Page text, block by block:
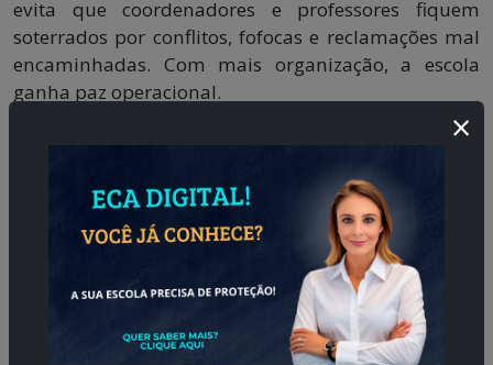
evita que coordenadores e professores fiquem
soterrados por conflitos, fofocas e reclamações mal
encaminhadas. Com mais organização, a escola
ganha paz operacional.
Benefícios para direção,
coordenação e professores
Quando a escola trabalha com um canal
estruturado, todo o ambiente institucional melhora.
Para a direção
A gestão passa a enxergar com mais clareza o que
está acontecendo e pode agir com mais segurança.
×